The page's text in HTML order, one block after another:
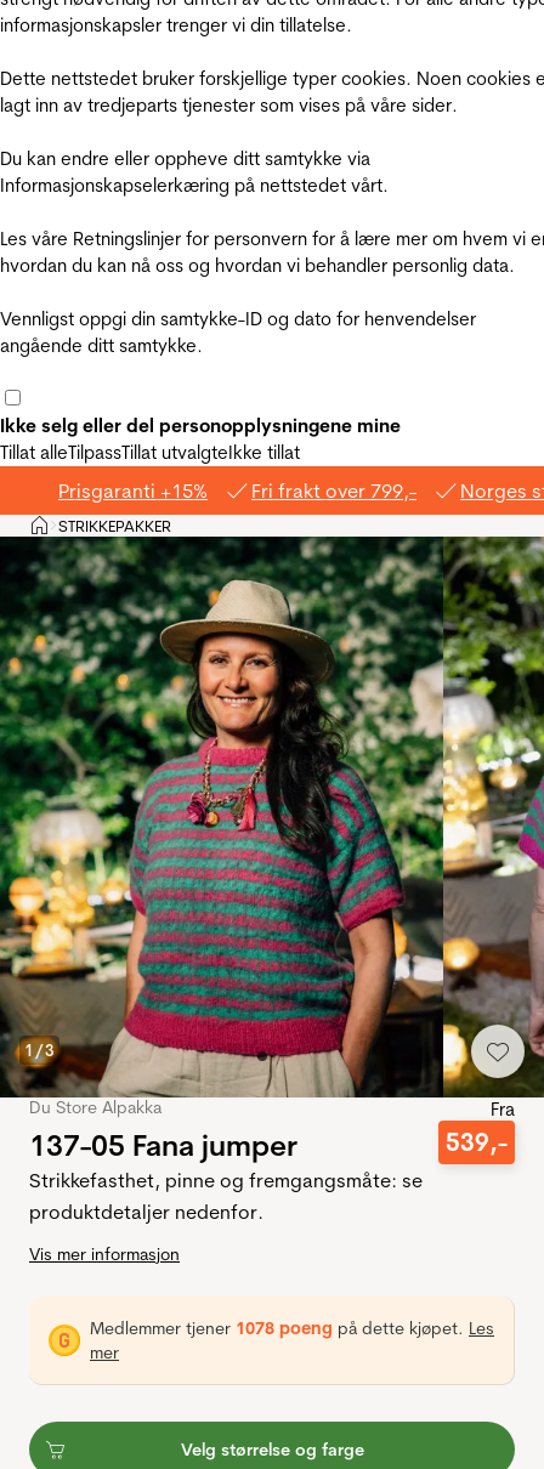
informasjonskapsler trenger vi din tillatelse.
Dette nettstedet bruker forskjellige typer cookies. Noen cookies
lagt inn av tredjeparts tjenester som vises på våre sider.
Du kan endre eller oppheve ditt samtykke via
Informasjonskapselerkæring på nettstedet vårt.
Les våre Retningslinjer for personvern for å lære mer om hvem vi
hvordan du kan nå oss og hvordan vi behandler personlig data.
Vennligst oppgi din samtykke-ID og dato for henvendelser
angående ditt samtykke.
Ikke selg eller del personopplysningene mine
Tillat alleTilpassTillat utvalgteIkke tillat
Prisgaranti +15% Fri frakt over 799,- Norges
Hjem
>STRIKKEPAKKER
1/3
Du Store Alpakka
137-05 Fana jumper
Fra
539,-
Strikkefasthet, pinne og fremgangsmåte: se
produktdetaljer nedenfor.
Vis mer informasjon
Medlemmer tjener 1078 poeng på dette kjøpet. Les
mer
Velg størrelse og farge